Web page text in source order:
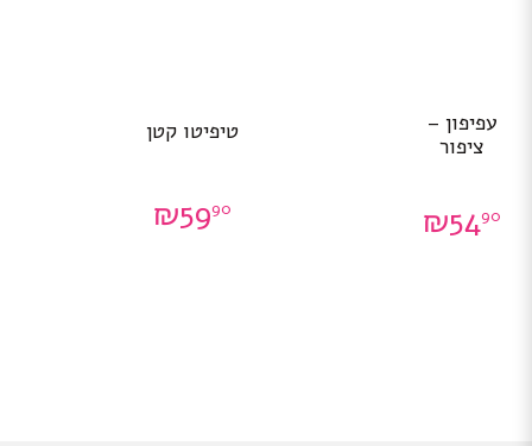
עפיפון –
ציפור
₪5490
טיפיטו קטן
₪5990